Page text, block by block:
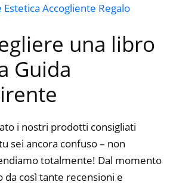
Estetica Accogliente Regalo
una libro
Guida
i nostri prodotti consigliati
sei ancora confuso – non
totalmente! Dal momento
da così tante recensioni e